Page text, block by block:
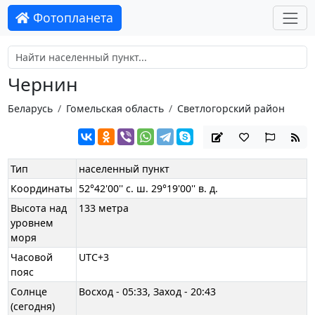
Фотопланета
Чернин
Беларусь Гомельская область Светлогорский район
Тип
населенный пункт
Координаты 52°42'00'' с. ш. 29°19'00'' в. д.
Высота над
уровнем
моря
133 метра
Часовой
пояс
UTC+3
Солнце
(сегодня)
Восход - 05:33, Заход - 20:43